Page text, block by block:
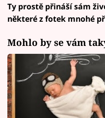
Ty prostě přináší sám
některé z fotek mnohé
Mohlo by se vám